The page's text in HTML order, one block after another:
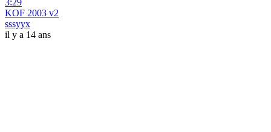
3:29
KOF 2003 v2
sssyyx
il y a 14 ans